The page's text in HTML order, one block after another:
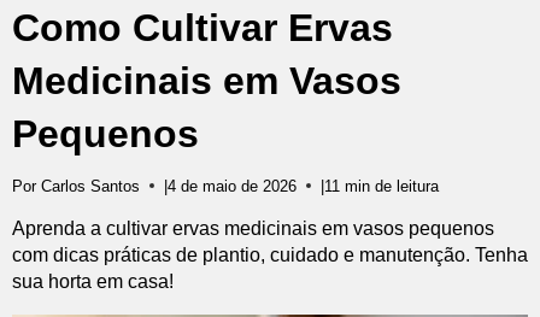
Como Cultivar Ervas
Medicinais em Vasos
Pequenos
Por Carlos Santos |4 de maio de 2026 |11 min de leitura
Aprenda a cultivar ervas medicinais em vasos pequenos
com dicas práticas de plantio, cuidado e manutenção. Tenha
sua horta em casa!